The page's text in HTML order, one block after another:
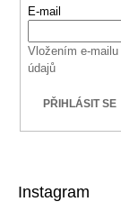
E-mail
Vložením e-
údajů
PŘIHLÁSIT SE
Instagram